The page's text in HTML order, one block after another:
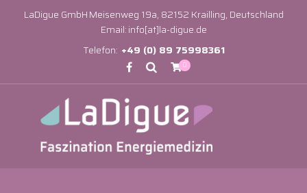
LaDigue GmbHMeisenweg 19a, 82152 Krailling, Deutschland
Email:info[at]la-digue.de
Telefon: +49 (0) 89 75998361
0